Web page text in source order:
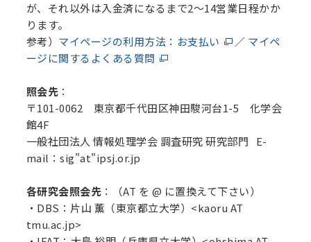
が、それ以外は入金済になるまで2～14営業日程かか
ります。
参考） マイページの利用方法：お支払い ／ マイペ
ージに関するよくある質問
照会先 ：
〒101-0062 東京都千代田区神田駿河台1-5 化学会
館4F
一般社団法人 情報処理学会 調査研究 研究部門 E-
mail：sig"at"ipsj.or.jp
各研究会照会先 ：（AT を @ に置換えて下さい）
・DBS：片山 薫（東京都立大学）<kaoru AT
tmu.ac.jp>